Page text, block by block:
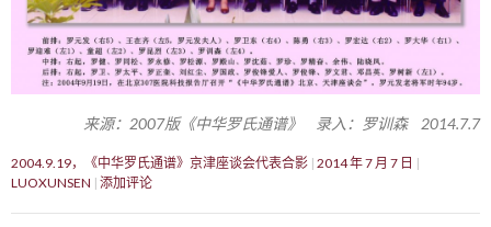
来源：2007版《中华罗氏通谱》 录入：罗训森 2014.7.7
2004.9.19，《中华罗氏通谱》京津座谈会代表合影 2014 年 7 月 7 日
LUOXUNSEN 添加评论